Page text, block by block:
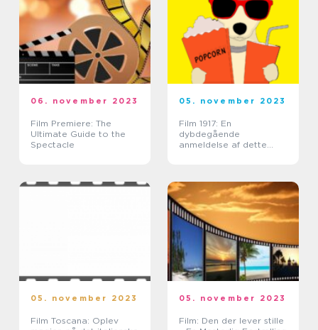
06. november 2023
Film Premiere: The
Ultimate Guide to the
Spectacle
05. november 2023
Film 1917: En
dybdegående
anmeldelse af dette
05. november 2023
Film Toscana: Oplev
05. november 2023
Film: Den der lever stille